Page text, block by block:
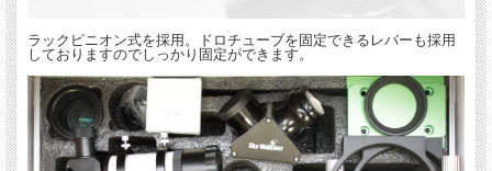
ラックピニオン式を採用。ドロチューブを固定できるレバーも採用
しておりますのでしっかり固定ができます。